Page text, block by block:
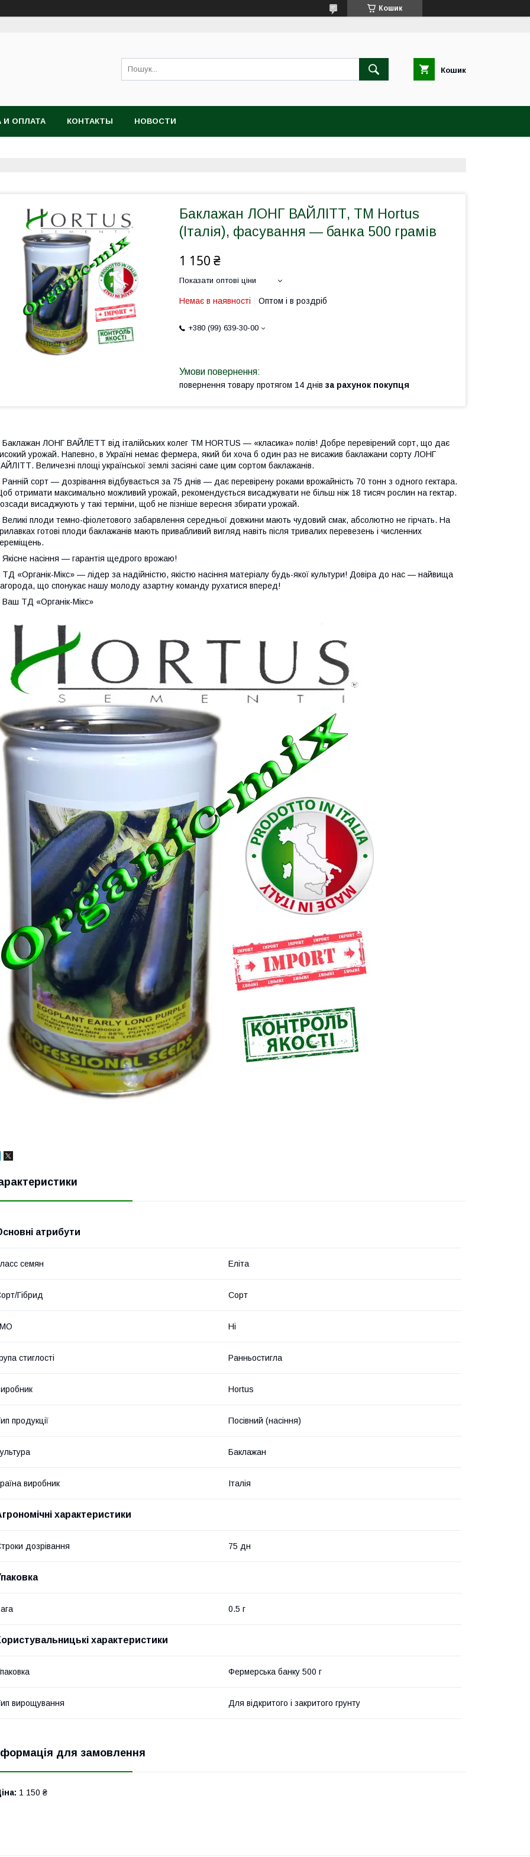
Кошик
Кошик
И ОПЛАТА КОНТАКТЫ НОВОСТИ
Баклажан ЛОНГ ВАЙЛІТТ, ТМ Hortus
(Італія), фасування — банка 500 грамів
1 150 ₴
Показати оптові ціни
Немає в наявності Оптом і в роздріб
+380 (99) 639-30-00
повернення товару протягом 14 днів за рахунок покупця
Баклажан ЛОНГ ВАЙЛЕТТ від італійських колег ТМ HORTUS — «класика» полів! Добре перевірений сорт, що дає
урожай. Напевно, в Україні немає фермера, який би хоча б один раз не висажив баклажани сорту ЛОНГ
Величезні площі української землі засіяні саме цим сортом баклажанів.
Ранній сорт — дозрівання відбувається за 75 днів — дає перевірену роками врожайність 70 тонн з одного гектара.
отримати максимально можливий урожай, рекомендується висаджувати не більш ніж 18 тисяч рослин на гектар.
висаджують у такі терміни, щоб не пізніше вересня збирати урожай.
Великі плоди темно-фіолетового забарвлення середньої довжини мають чудовий смак, абсолютно не гірчать. На
готові плоди баклажанів мають привабливий вигляд навіть після тривалих перевезень і численних
Якісне насіння — гарантія щедрого врожаю!
ТД «Органік-Мікс» — лідер за надійністю, якістю насіння матеріалу будь-якої культури! Довіра до нас — найвища
що спонукає нашу молоду азартну команду рухатися вперед!
Ваш ТД «Органік-Мікс»
атрибути
семян Еліта
Гібрид Сорт
Ні
стиглості Ранньостигла
Hortus
продукції Посівний (насіння)
Баклажан
виробник Італія
характеристики
дозрівання 75 дн
0.5 г
характеристики
Фермерська банку 500 г
вирощування Для відкритого і закритого грунту
для замовлення
1 150 ₴